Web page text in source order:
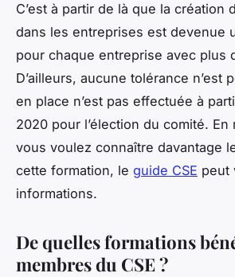
C’est à partir de là que la création
dans les entreprises est devenue
pour chaque entreprise avec plus
D’ailleurs, aucune tolérance n’est
en place n’est pas effectuée à
2020 pour l’élection du comité. En
vous voulez connaître davantage
cette formation, le guide CSE peut
informations.
De quelles formations
membres du CSE ?